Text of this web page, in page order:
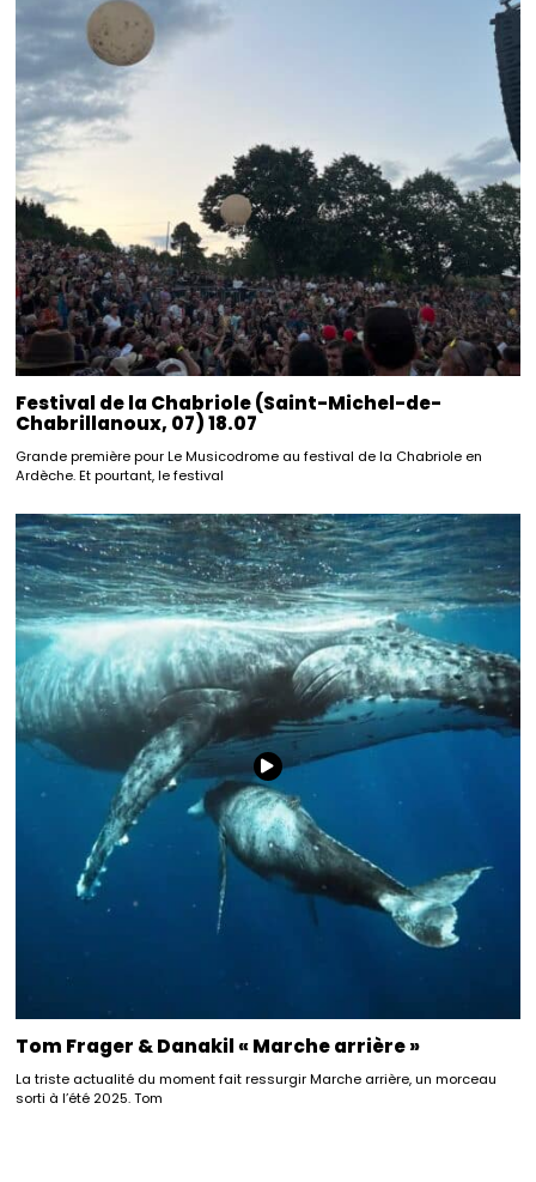
Festival de la Chabriole (Saint-Michel-de-
Chabrillanoux, 07) 18.07
Grande première pour Le Musicodrome au festival de la Chabriole en
Ardèche. Et pourtant, le festival
Tom Frager & Danakil « Marche arrière »
La triste actualité du moment fait ressurgir Marche arrière, un morceau
sorti à l’été 2025. Tom